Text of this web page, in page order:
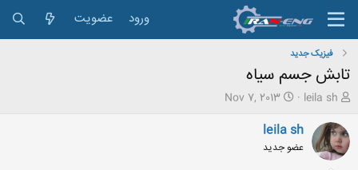
ورود عضویت
فیزیک جدید
تابش جسم سیاه
ش
و
ع
ک
leila sh
ت
ر
خ
Nov 7, 2013
leila sh
عضو جدید